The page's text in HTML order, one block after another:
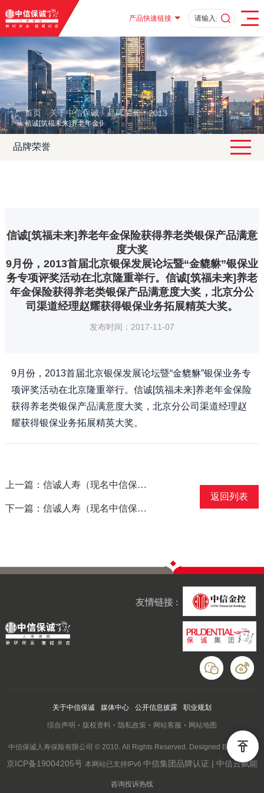
产品快速链接
首页 · 关于中信保诚 · 品牌荣誉 · 2013 ·
信诚[筑福未来]养老年金保险获得养老类银保产品满意度大奖
品牌荣誉
信诚[筑福未来]养老年金保险获得养老类银保产品满意
度大奖
9月份，2013首届北京银保发展论坛暨“金貔貅”银保业
务专项评奖活动在北京隆重举行。信诚[筑福未来]养老
年金保险获得养老类银保产品满意度大奖，北京分公
司渠道经理赵耀获得银保业务拓展精英大奖。
发布时间：2017-11-07
9月份，2013首届北京银保发展论坛暨“金貔貅”银保业务专
项评奖活动在北京隆重举行。信诚[筑福未来]养老年金保险
获得养老类银保产品满意度大奖，北京分公司渠道经理赵
耀获得银保业务拓展精英大奖。
上一篇：信诚人寿（现名中信保诚人寿）佛山中心支公司获得“2013年度最佳专业险公司”称号
下一篇：信诚人寿（现名中信保诚人寿）深圳分公司在深圳市第七届（2011-2012年度）寿险营销员保障大会获得多项殊荣
返回列表
友情链接 :
关于中信保诚 媒体中心 公开信息披露 职业规划
综合声明 版权资料 隐私政策 网站客服 网站地图
中信保诚人寿保险有限公司 © 2010. All Rights Reserved. Designed By Wanhu
京ICP备19004205号 本网站已支持IPv6 中信集团品牌认证 | 中信云赋能
咨询投诉热线